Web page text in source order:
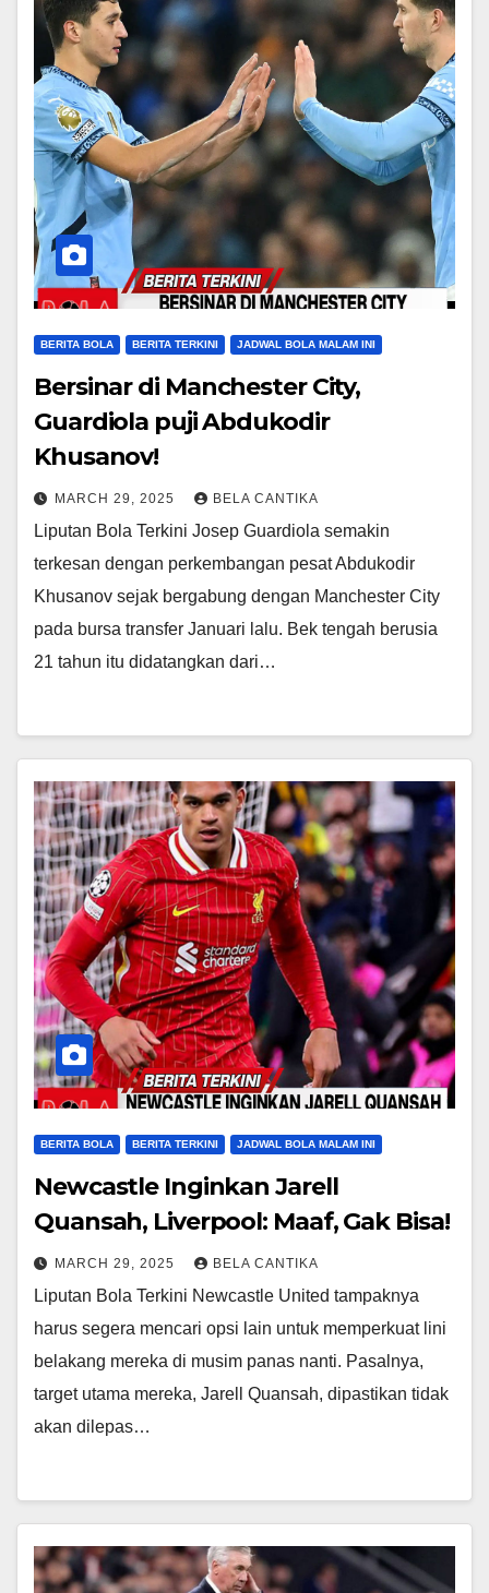
BERITA BOLA BERITA TERKINI JADWAL BOLA MALAM INI
Bersinar di Manchester City,
Guardiola puji Abdukodir
Khusanov!
MARCH 29, 2025 BELA CANTIKA
Liputan Bola Terkini Josep Guardiola semakin
terkesan dengan perkembangan pesat Abdukodir
Khusanov sejak bergabung dengan Manchester City
pada bursa transfer Januari lalu. Bek tengah berusia
21 tahun itu didatangkan dari…
BERITA BOLA BERITA TERKINI JADWAL BOLA MALAM INI
Newcastle Inginkan Jarell
Quansah, Liverpool: Maaf, Gak Bisa!
MARCH 29, 2025 BELA CANTIKA
Liputan Bola Terkini Newcastle United tampaknya
harus segera mencari opsi lain untuk memperkuat lini
belakang mereka di musim panas nanti. Pasalnya,
target utama mereka, Jarell Quansah, dipastikan tidak
akan dilepas…